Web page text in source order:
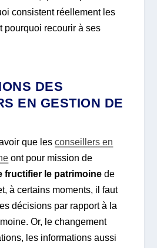
consistent réellement les
pourquoi recourir à ses
DES
EN GESTION DE
que lesconseillers en
ont pour mission de
fructifier le patrimoine de
à certains moments, il faut
décisions par rapport à la
Or, le changement
les informations aussi